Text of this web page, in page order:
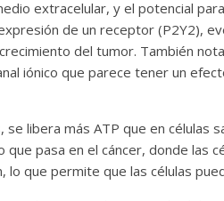
extracelular, y el potencial
de un receptor (P2Y2),
del tumor. También
iónico que parece tener un
se libera más ATP que en células
que pasa en el cáncer, donde las
lo que permite que las células